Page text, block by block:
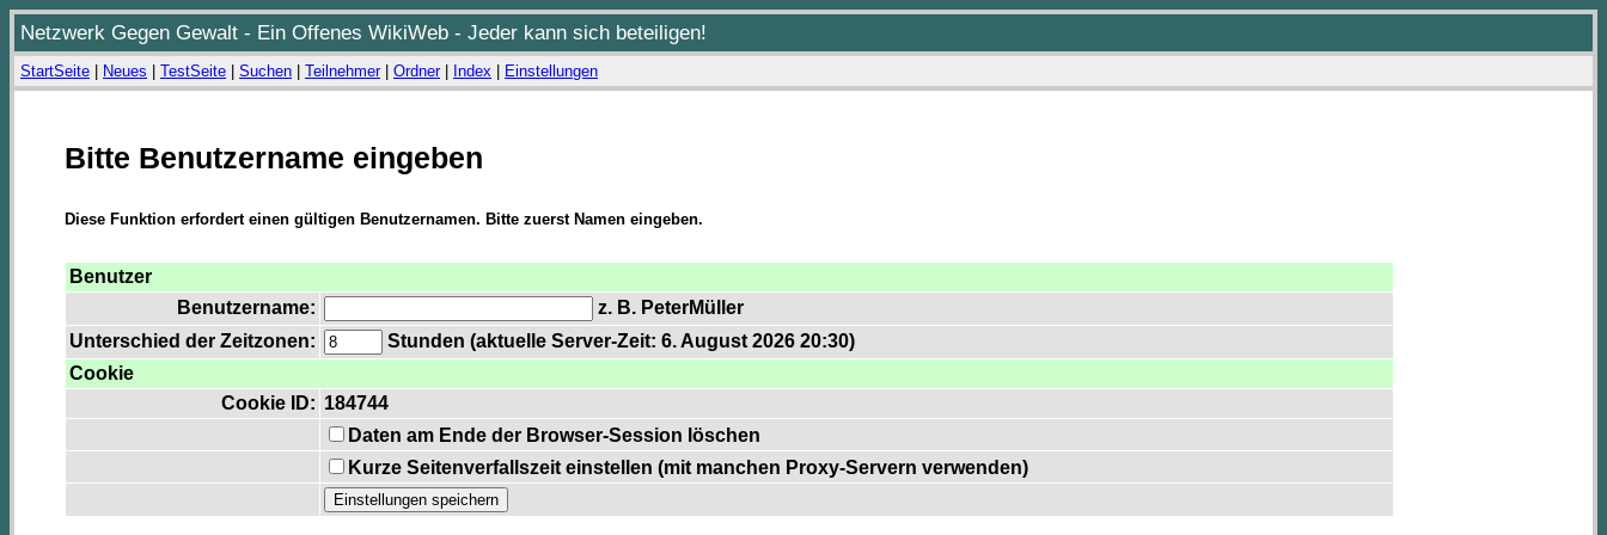
Netzwerk Gegen Gewalt - Ein Offenes WikiWeb - Jeder kann sich beteiligen!
StartSeite Neues TestSeite Suchen Teilnehmer| Ordner| Index Einstellungen
Bitte Benutzername eingeben
Diese Funktion erfordert einen gültigen Benutzernamen. Bitte zuerst Namen eingeben.
Benutzer
Benutzername:
z. B. PeterMüller
Unterschied der Zeitzonen:
Stunden (aktuelle Server-Zeit: 6. August 2026 20:30)
Cookie
Cookie ID: 184744
Daten am Ende der Browser-Session löschen
Kurze Seitenverfallszeit einstellen (mit manchen Proxy-Servern verwenden)